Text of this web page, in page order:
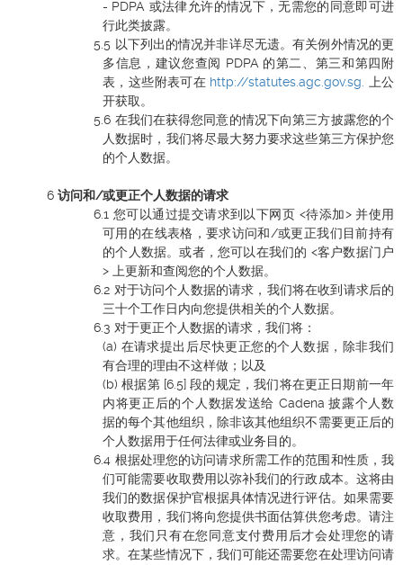
- PDPA 或法律允许的情况下，无需您的同意即可进
行此类披露。
以下列出的情况并非详尽无遗。有关例外情况的更
多信息，建议您查阅 PDPA 的第二、第三和第四附
表，这些附表可在 http://statutes.agc.gov.sg.
上公
开获取。
在我们在获得您同意的情况下向第三方披露您的个
人数据时，我们将尽最大努力要求这些第三方保护您
的个人数据。
访问和/或更正个人数据的请求
您可以通过提交请求到以下网页 <待添加> 并使用
可用的在线表格，要求访问和/或更正我们目前持有
的个人数据。或者，您可以在我们的 <客户数据门户
> 上更新和查阅您的个人数据。
对于访问个人数据的请求，我们将在收到请求后的
三十个工作日内向您提供相关的个人数据。
对于更正个人数据的请求，我们将：
(a) 在请求提出后尽快更正您的个人数据，除非我们
有合理的理由不这样做；以及
(b) 根据第 [6.5] 段的规定，我们将在更正日期前一年
内将更正后的个人数据发送给 Cadena 披露个人数
据的每个其他组织，除非该其他组织不需要更正后的
个人数据用于任何法律或业务目的。
根据处理您的访问请求所需工作的范围和性质，我
们可能需要收取费用以弥补我们的行政成本。这将由
我们的数据保护官根据具体情况进行评估。如果需要
收取费用，我们将向您提供书面估算供您考虑。请注
意，我们只有在您同意支付费用后才会处理您的请
求。在某些情况下，我们可能还需要您在处理访问请